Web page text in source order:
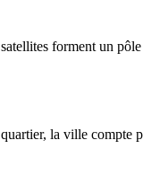
forment un
la ville